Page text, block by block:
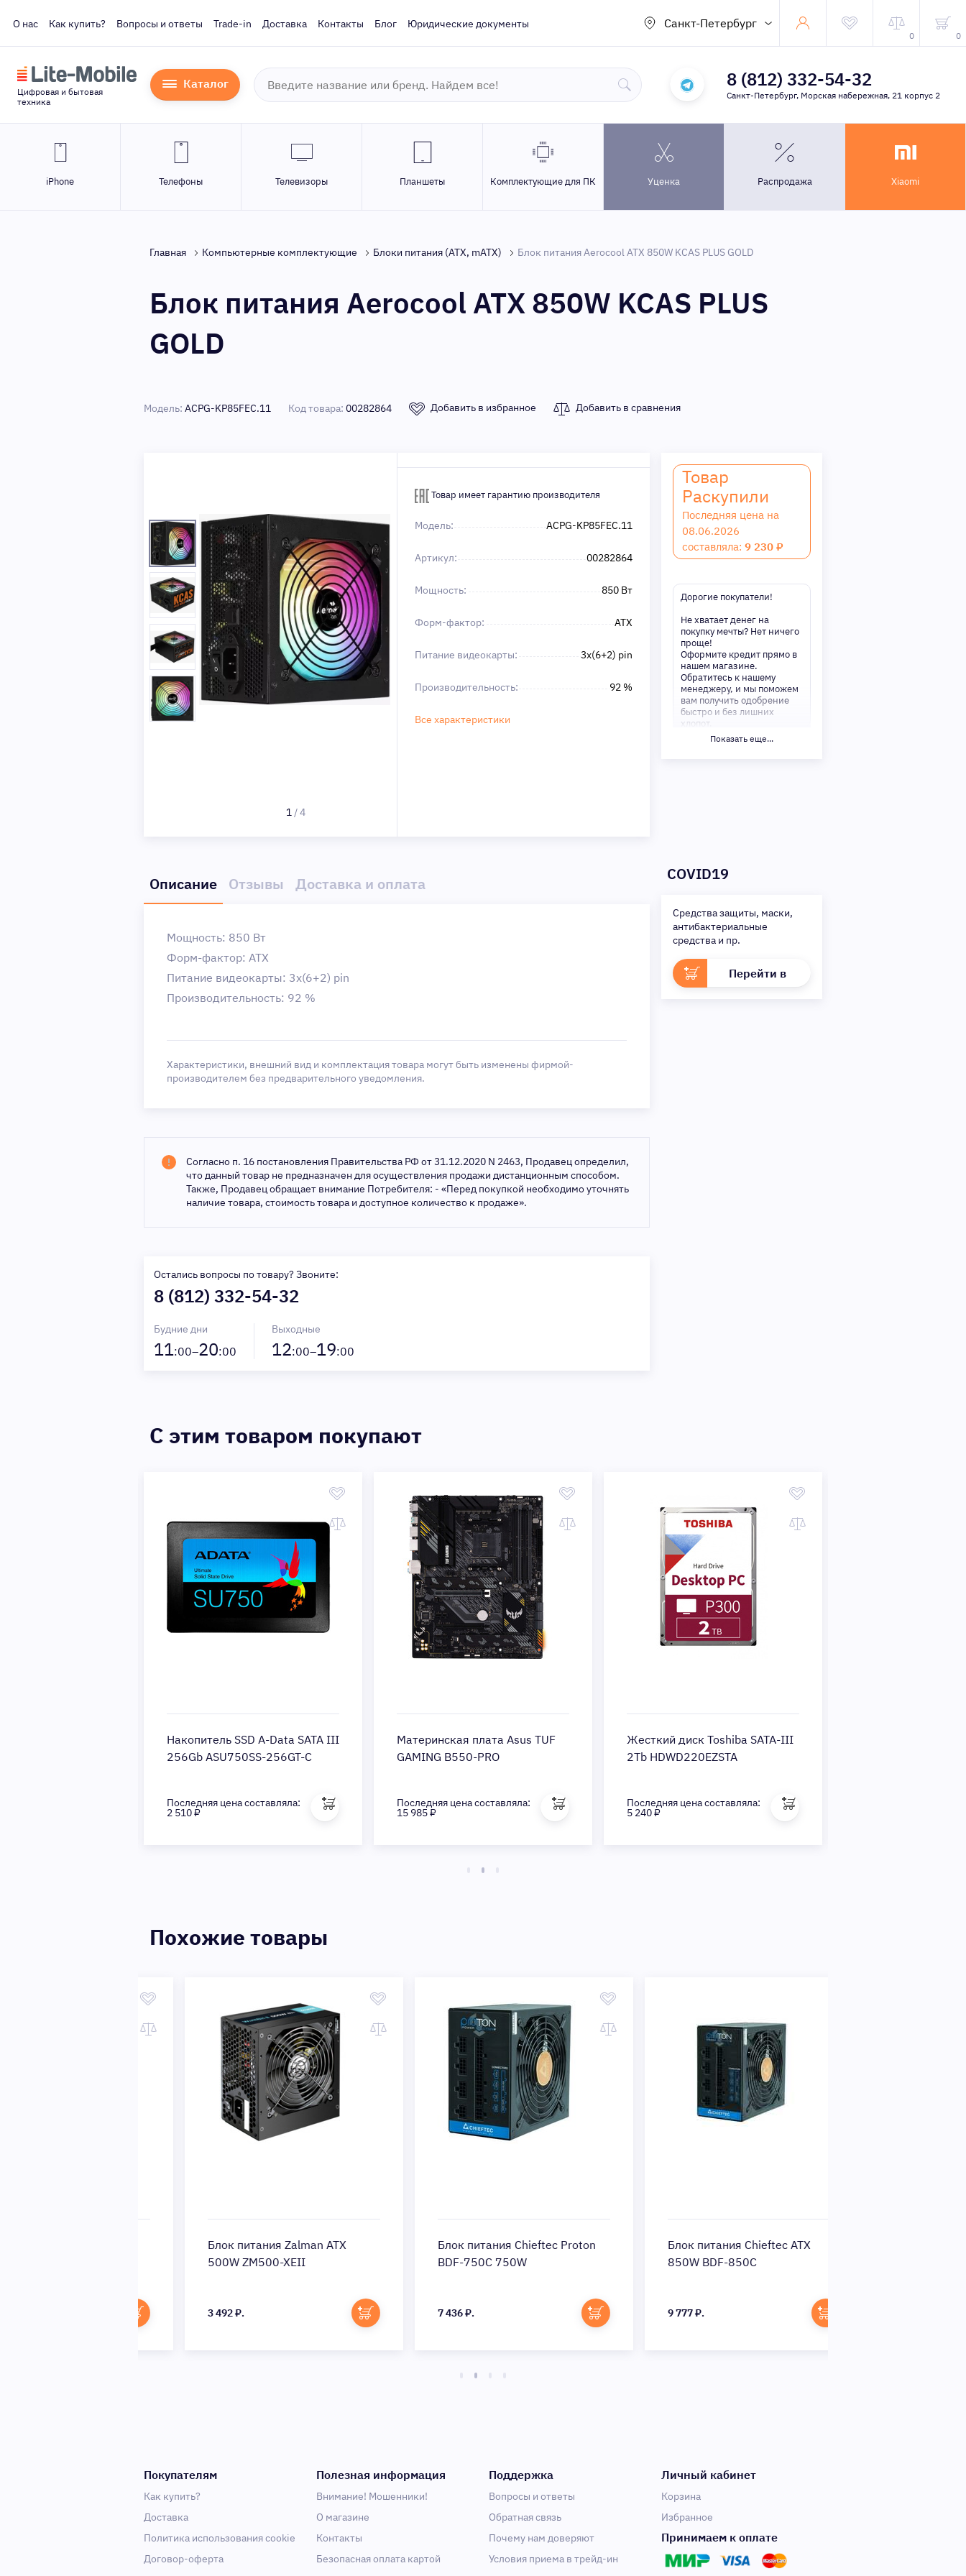
О нас Как купить? Вопросы и ответы Trade-in Доставка Контакты Блог Юридические документы Санкт-Петербург
0 0
Цифровая и бытовая
техника
Каталог 8 (812) 332-54-32
Санкт-Петербург, Морская набережная, 21 корпус 2
iPhone Телефоны Телевизоры Планшеты Комплектующие для ПК Уценка Распродажа Xiaomi
Главная Компьютерные комплектующие Блоки питания (ATX, mATX) Блок питания Aerocool ATX 850W KCAS PLUS GOLD
Блок питания Aerocool ATX 850W KCAS PLUS
GOLD
Модель: ACPG-KP85FEC.11 Код товара: 00282864 Добавить в избранное Добавить в сравнения
1/4
Товар имеет гарантию производителя
Модель: ACPG-KP85FEC.11
Артикул: 00282864
Мощность: 850 Вт
Форм-фактор: ATX
Питание видеокарты: 3х(6+2) pin
Производительность: 92 %
Все характеристики
Товар
Раскупили
Последняя цена на
08.06.2026
составляла: 9 230 ₽
Дорогие покупатели!
Не хватает денег на
покупку мечты? Нет ничего
проще!
Оформите кредит прямо в
нашем магазине.
Обратитесь к нашему
менеджеру, и мы поможем
вам получить одобрение
быстро и без лишних
хлопот.
прямо сейчас. Ваше
мечте — мы поможем вам в
этом!
Показать еще...
Описание Отзывы Доставка и оплата
Мощность: 850 Вт
Форм-фактор: ATX
Питание видеокарты: 3х(6+2) pin
Производительность: 92 %
Характеристики, внешний вид и комплектация товара могут быть изменены фирмой-
производителем без предварительного уведомления.
Согласно п. 16 постановления Правительства РФ от 31.12.2020 N 2463, Продавец определил,
что данный товар не предназначен для осуществления продажи дистанционным способом.
Также, Продавец обращает внимание Потребителя: - «Перед покупкой необходимо уточнять
наличие товара, стоимость товара и доступное количество к продаже».
Остались вопросы по товару? Звоните:
8 (812) 332-54-32
Будние дни
11:00–20:00
Выходные
12:00–19:00
COVID19
Средства защиты, маски,
антибактериальные
средства и пр.
Перейти в
C этим товаром покупают
Накопитель SSD A-Data SATA III
256Gb ASU750SS-256GT-C
Последняя цена составляла:
2 510 ₽
Материнская плата Asus TUF
GAMING B550-PRO
Последняя цена составляла:
15 985 ₽
Жесткий диск Toshiba SATA-III
2Tb HDWD220EZSTA
Последняя цена составляла:
5 240 ₽
Похожие товары
Блок питания Zalman ATX
500W ZM500-XEII
Блок питания Chieftec Proton
BDF-750C 750W
Блок питания Chieftec ATX
850W BDF-850C
Покупателям
Как купить?
Доставка
Политика использования cookie
Договор-оферта
Полезная информация
Внимание! Мошенники!
О магазине
Контакты
Безопасная оплата картой
Поддержка
Вопросы и ответы
Обратная связь
Почему нам доверяют
Условия приема в трейд-ин
Личный кабинет
Корзина
Избранное
Принимаем к оплате